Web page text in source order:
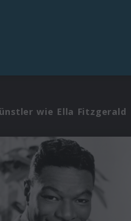
wie Ella Fitzgerald